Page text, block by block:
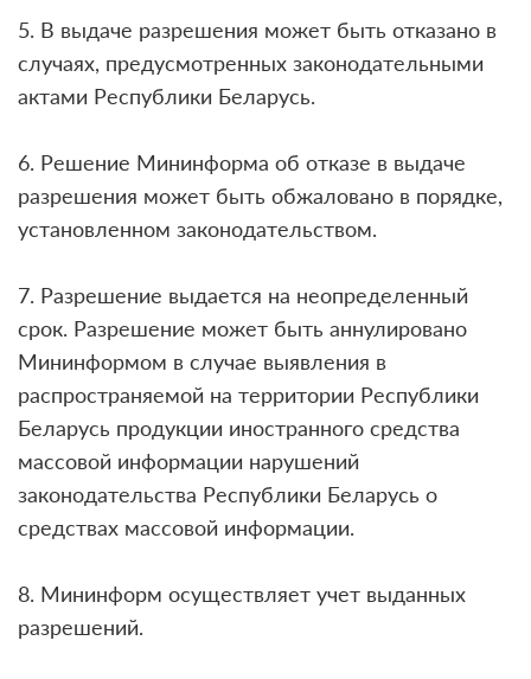
5. В выдаче разрешения может быть отказано в
случаях, предусмотренных законодательными
актами Республики Беларусь.
6. Решение Мининформа об отказе в выдаче
разрешения может быть обжаловано в порядке,
установленном законодательством.
7. Разрешение выдается на неопределенный
срок. Разрешение может быть аннулировано
Мининформом в случае выявления в
распространяемой на территории Республики
Беларусь продукции иностранного средства
массовой информации нарушений
законодательства Республики Беларусь о
средствах массовой информации.
8. Мининформ осуществляет учет выданных
разрешений.